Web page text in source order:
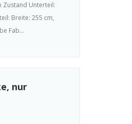
Zustand Unterteil:
Breite: 255 cm,
Fab...
nur